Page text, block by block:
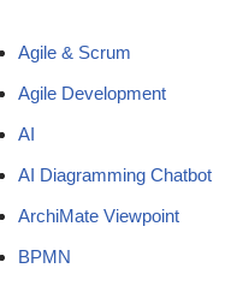
Agile & Scrum
Agile Development
AI
AI Diagramming Chatbot
ArchiMate Viewpoint
BPMN